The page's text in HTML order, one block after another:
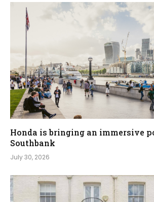
Honda is bringing an immersive
Southbank
July 30, 2026